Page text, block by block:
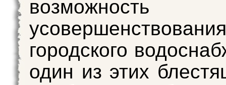
возможность
усовершенствования
городского
один из этих